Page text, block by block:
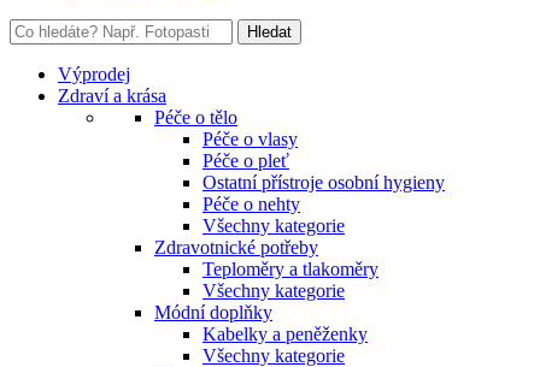
Výprodej
Zdraví a krása
Péče o tělo
Péče o vlasy
Péče o pleť
Ostatní přístroje osobní hygieny
Péče o nehty
Všechny kategorie
Zdravotnické potřeby
Teploměry a tlakoměry
Všechny kategorie
Módní doplňky
Kabelky a peněženky
Všechny kategorie